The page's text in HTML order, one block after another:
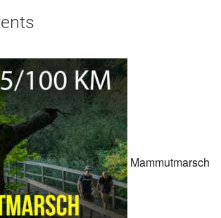
Mammutmarsch